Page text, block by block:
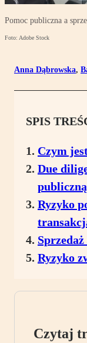
Pomoc publiczna a
Foto: Adobe Stock
Anna Dąbrowska,
SPIS
Czym
Due
publiczną
Ryzyko
Ryzyko
Czytaj